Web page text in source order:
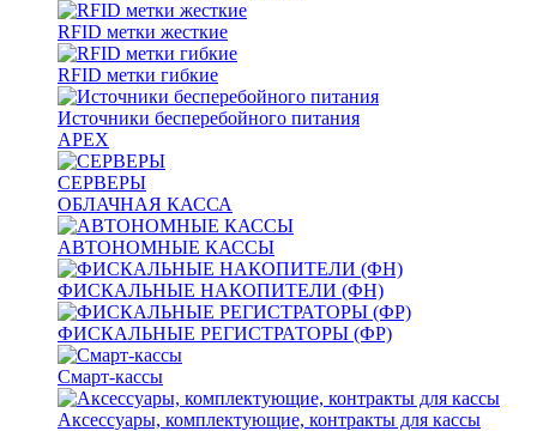
RFID метки жесткие
RFID метки гибкие
Источники бесперебойного питания
APEX
СЕРВЕРЫ
ОБЛАЧНАЯ КАССА
АВТОНОМНЫЕ КАССЫ
ФИСКАЛЬНЫЕ НАКОПИТЕЛИ (ФН)
ФИСКАЛЬНЫЕ РЕГИСТРАТОРЫ (ФР)
Смарт-кассы
Аксессуары, комплектующие, контракты для кассы